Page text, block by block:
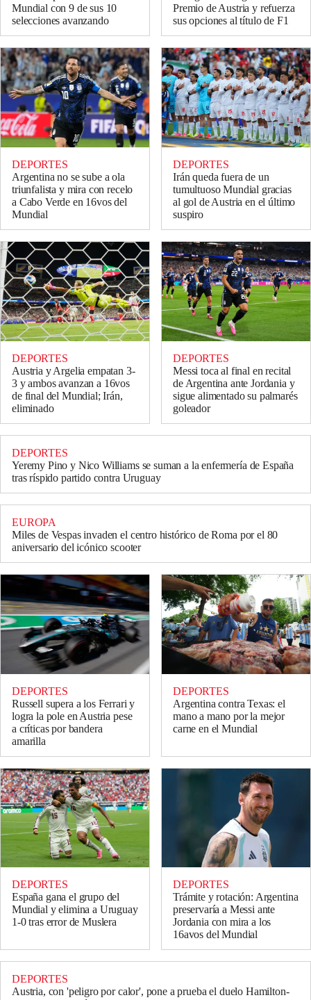
Mundial con 9 de sus 10
selecciones avanzando
Premio de Austria y refuerza
sus opciones al título de F1
DEPORTES
Argentina no se sube a ola
triunfalista y mira con recelo
a Cabo Verde en 16vos del
Mundial
DEPORTES
Irán queda fuera de un
tumultuoso Mundial gracias
al gol de Austria en el último
suspiro
DEPORTES
Austria y Argelia empatan 3-
3 y ambos avanzan a 16vos
de final del Mundial; Irán,
eliminado
DEPORTES
Messi toca al final en recital
de Argentina ante Jordania y
sigue alimentado su palmarés
goleador
DEPORTES
Yeremy Pino y Nico Williams se suman a la enfermería de España
tras ríspido partido contra Uruguay
EUROPA
Miles de Vespas invaden el centro histórico de Roma por el 80
aniversario del icónico scooter
DEPORTES
Russell supera a los Ferrari y
logra la pole en Austria pese
a críticas por bandera
amarilla
DEPORTES
Argentina contra Texas: el
mano a mano por la mejor
carne en el Mundial
DEPORTES
España gana el grupo del
Mundial y elimina a Uruguay
1-0 tras error de Muslera
DEPORTES
Trámite y rotación: Argentina
preservaría a Messi ante
Jordania con mira a los
16avos del Mundial
DEPORTES
Austria, con 'peligro por calor', pone a prueba el duelo Hamilton-